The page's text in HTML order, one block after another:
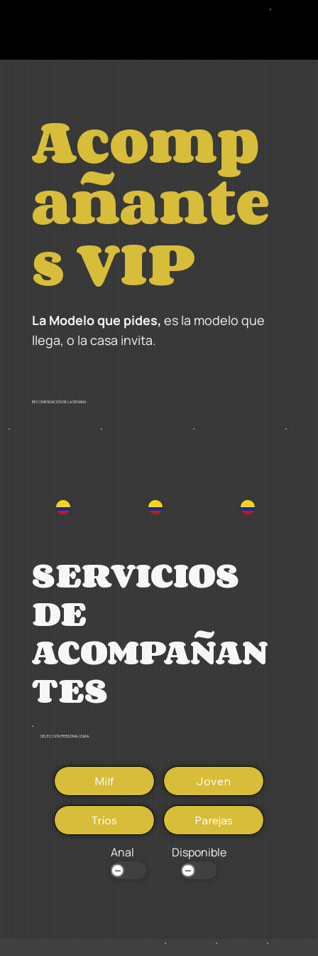
Acomp
añante
s VIP
La Modelo que pides, es la modelo que
llega, o la casa invita.
RECOMENDACIÓN DE LA SEMANA
SERVICIOS
DE
ACOMPAÑAN
TES
SELECCIÓN PERSONALIZADA
Milf Joven
Tríos Parejas
Anal Disponible